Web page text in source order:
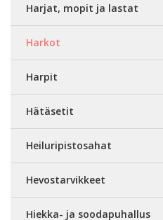
Harjat, mopit ja lastat
Harkot
Harpit
Hätäsetit
Heiluripistosahat
Hevostarvikkeet
Hiekka- ja soodapuhallus